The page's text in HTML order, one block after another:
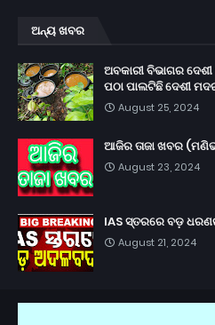
ଅନ୍ୟ ଖବର
ଅବକାରୀ ବିଭାଗର
ପଠା ପାଲଟିଛି ଦେଶୀ
August 25, 2024
ଆଜିର ତାଜା ଖବର
August 23, 2024
IAS ସ୍ତରରେ ବଡ଼
August 21, 2024